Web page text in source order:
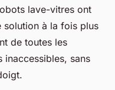
lave-vitres ont
solution à la fois plus
de toutes les
inaccessibles, sans